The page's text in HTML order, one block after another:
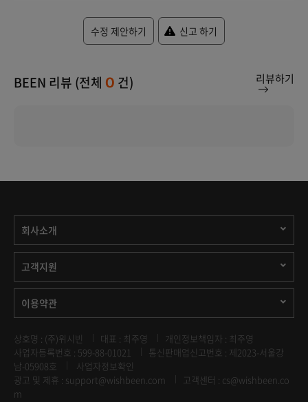
수정 제안하기 신고 하기
BEEN 리뷰 (전체 0 건) 리뷰하기
회사소개
고객지원
이용약관
상호명 : (주)위시빈 대표 : 최주영
개인정보책임자 : 최주영
사업자등록번호 : 599-88-01021
통신판매업신고번호 : 제2023-서울강
남-05908호
사업자정보확인
광고 및 제휴 : support@wishbeen.com
고객센터 : cs@wishbeen.co
m